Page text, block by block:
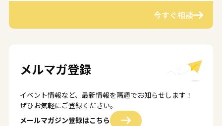
今すぐ相談
メルマガ登録
イベント情報など、最新情報を隔週でお知らせします！
ぜひお気軽にご登録ください。
メールマガジン登録はこちら